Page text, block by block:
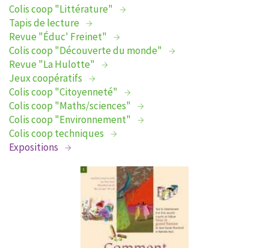
RECHERCHER
CONTACT
Colis coop "Littérature"
Tapis de lecture
Revue "Éduc' Freinet"
Colis coop "Découverte du monde"
Revue "La Hulotte"
Jeux coopératifs
Colis coop "Citoyenneté"
Colis coop "Maths/sciences"
Colis coop "Environnement"
Colis coop techniques
Expositions